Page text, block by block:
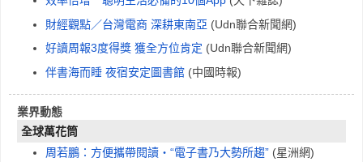
財經觀點／台灣電商 深耕東南亞 (Udn聯合新聞網)
好讀周報3度得獎 獲全方位肯定 (Udn聯合新聞網)
伴書海而睡 夜宿安定圖書館 (中國時報)
業界動態
全球萬花筒
周若鵬：方便攜帶閱讀‧“電子書乃大勢所趨” (星洲網)